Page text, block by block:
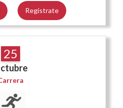
Regístrate
25